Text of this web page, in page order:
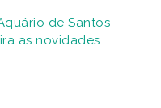
de Santos
as novidades